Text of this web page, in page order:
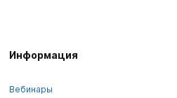
Информация
Вебинары